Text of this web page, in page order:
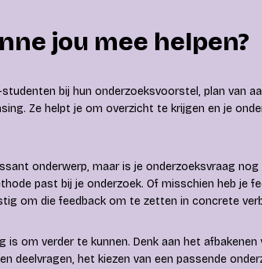
jou mee helpen?
bij hun onderzoeksvoorstel, plan van
Ze helpt je om overzicht te krijgen en je
onderwerp, maar is je onderzoeksvraag
past bij je onderzoek. Of misschien heb je
om die feedback om te zetten in concrete
is om verder te kunnen. Denk aan het afbakenen
deelvragen, het kiezen van een passende